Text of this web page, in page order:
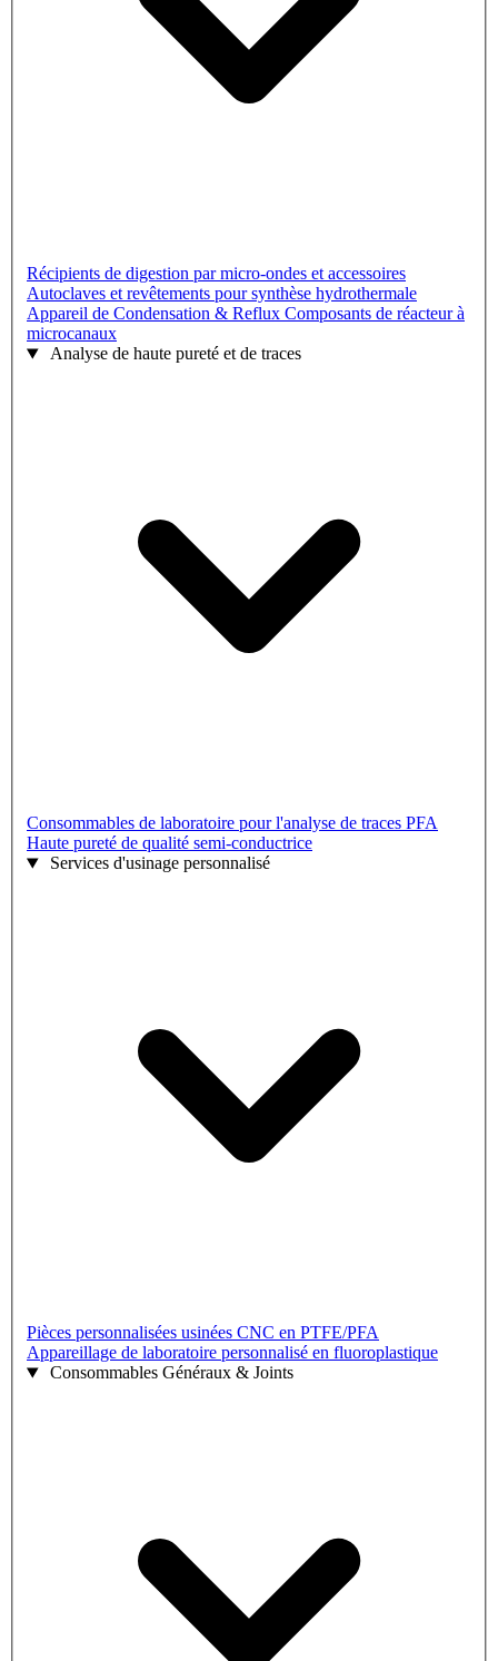
Récipients de digestion par micro-ondes et accessoires
Autoclaves et revêtements pour synthèse hydrothermale
Appareil de Condensation & Reflux Composants de réacteur à
microcanaux
Analyse de haute pureté et de traces
Consommables de laboratoire pour l'analyse de traces PFA
Haute pureté de qualité semi-conductrice
Services d'usinage personnalisé
Pièces personnalisées usinées CNC en PTFE/PFA
Appareillage de laboratoire personnalisé en fluoroplastique
Consommables Généraux & Joints